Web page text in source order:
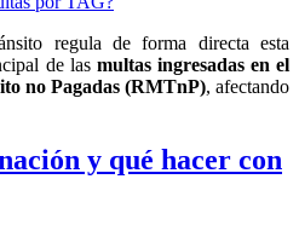
regula de forma directa esta
de las multas ingresadas en el
no Pagadas (RMTnP), afectando
y qué hacer con